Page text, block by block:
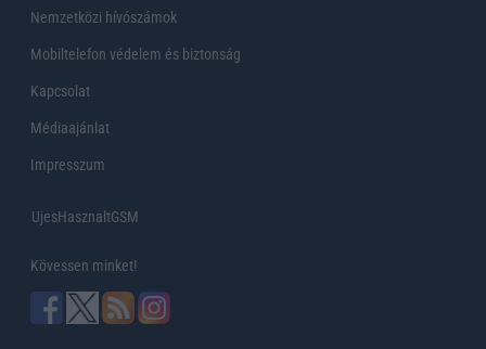
Nemzetközi hívószámok
Mobiltelefon védelem és biztonság
Kapcsolat
Médiaajánlat
Impresszum
UjesHasznaltGSM
Kövessen minket!